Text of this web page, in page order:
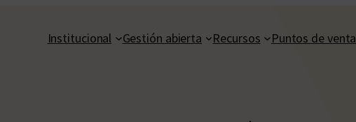
Institucional Gestión abierta Recursos Puntos de venta